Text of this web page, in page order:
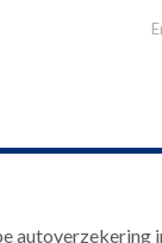
autoverzekering